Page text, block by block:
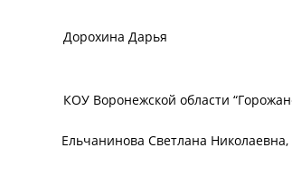
Дорохина Дарья
КОУ Воронежской области
Ельчанинова Светлана